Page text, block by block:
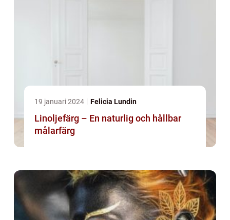
19 januari 2024 Felicia Lundin
Linoljefärg – En naturlig och hållbar
målarfärg